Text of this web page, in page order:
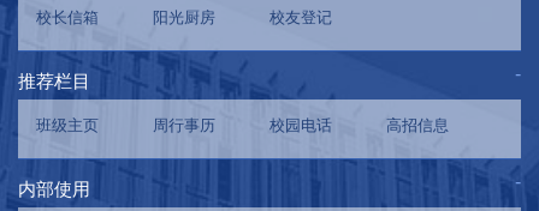
校长信箱
阳光厨房 校友登记
推荐栏目
班级主页 周行事历 校园电话 高招信息
内部使用